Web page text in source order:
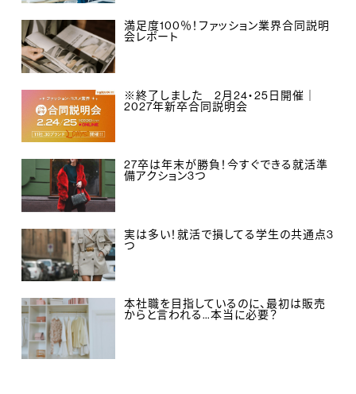
満足度100％！ファッション業界合同説明
会レポート
※終了しました 2月24・25日開催｜
2027年新卒合同説明会
27卒は年末が勝負！今すぐできる就活準
備アクション3つ
実は多い！就活で損してる学生の共通点3
つ
本社職を目指しているのに、最初は販売
からと言われる…本当に必要？